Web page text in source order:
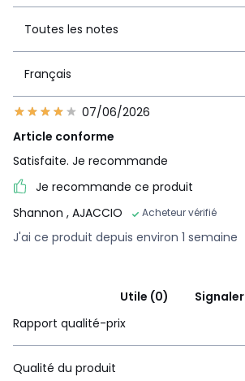
Toutes les notes
Français
07/06/2026
Article conforme
Satisfaite. Je recommande
Je recommande ce produit
Shannon , AJACCIO Acheteur vérifié
J'ai ce produit depuis environ 1 semaine
Utile (0)
Signaler
Rapport qualité-prix
Qualité du produit